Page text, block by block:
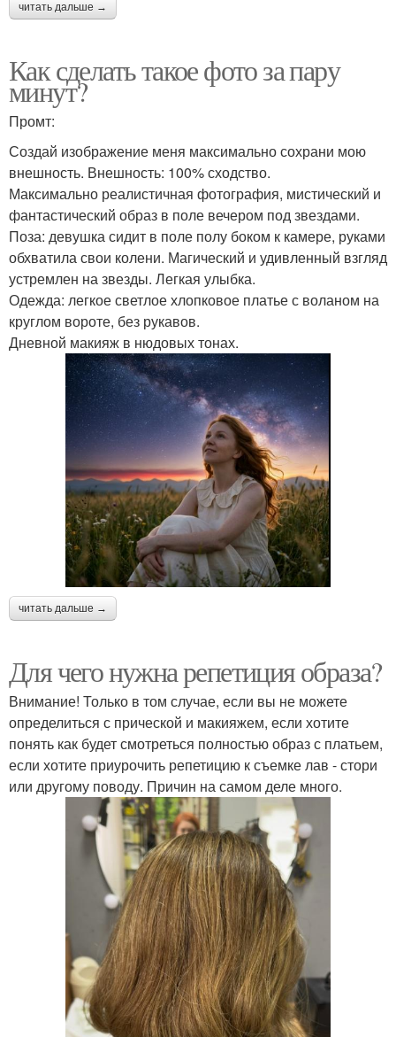
читать дальше →
Как сделать такое фото за пару
минут?
Промт:
Создай изображение меня максимально сохрани мою
внешность. Внешность: 100% сходство.
Максимально реалистичная фотография, мистический и
фантастический образ в поле вечером под звездами.
Поза: девушка сидит в поле полу боком к камере, руками
обхватила свои колени. Магический и удивленный взгляд
устремлен на звезды. Легкая улыбка.
Одежда: легкое светлое хлопковое платье с воланом на
круглом вороте, без рукавов.
Дневной макияж в нюдовых тонах.
читать дальше →
Для чего нужна репетиция образа?
Внимание! Только в том случае, если вы не можете
определиться с прической и макияжем, если хотите
понять как будет смотреться полностью образ с платьем,
если хотите приурочить репетицию к съемке лав - стори
или другому поводу. Причин на самом деле много.